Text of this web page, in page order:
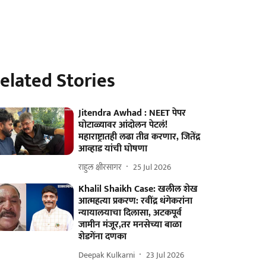
Stories
Jitendra Awhad : NEET पेपर
घोटाळ्यावर आंदोलन पेटलं!
महाराष्ट्रातही लढा तीव्र करणार, जितेंद्र
आव्हाड यांची घोषणा
राहुल क्षीरसागर 25 Jul 2026
Khalil Shaikh Case: खलील शेख
आत्महत्या प्रकरण: रवींद्र धंगेकरांना
न्यायालयाचा दिलासा, अटकपूर्व
जामीन मंजूर,तर मनसेच्या बाळा
शेडगेंना दणका
Deepak Kulkarni 23 Jul 2026